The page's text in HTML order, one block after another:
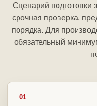
Сценарий подготовки
срочная проверка,
порядка. Для
обязательный
01